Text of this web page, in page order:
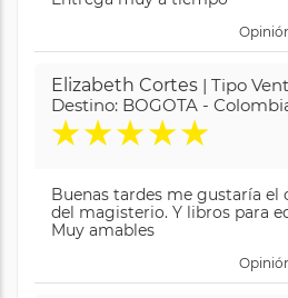
Elizabeth Cortes | Tipo
Destino: BOGOTA -
★★★★★
Buenas tardes me gustaría
del magisterio. Y libros para
Muy amables